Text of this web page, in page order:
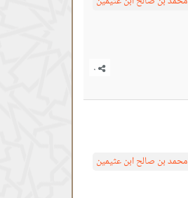
محمد بن صالح ابن عثيمين